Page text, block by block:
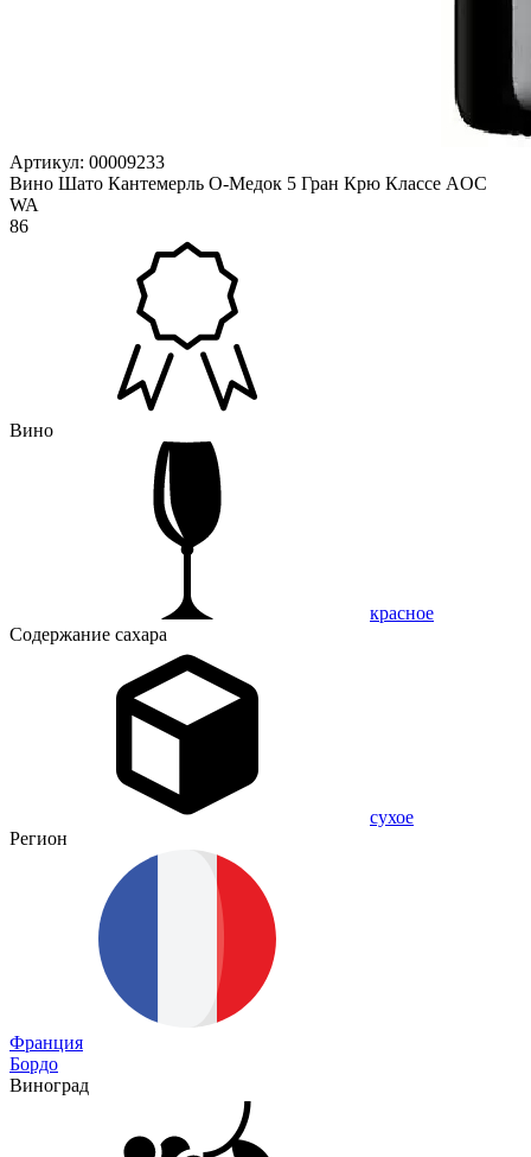
Артикул: 00009233
Вино Шато Кантемерль О-Медок 5 Гран Крю Классе AOC
WA
86
Вино
красное
Содержание сахара
сухое
Регион
Франция
Бордо
Виноград